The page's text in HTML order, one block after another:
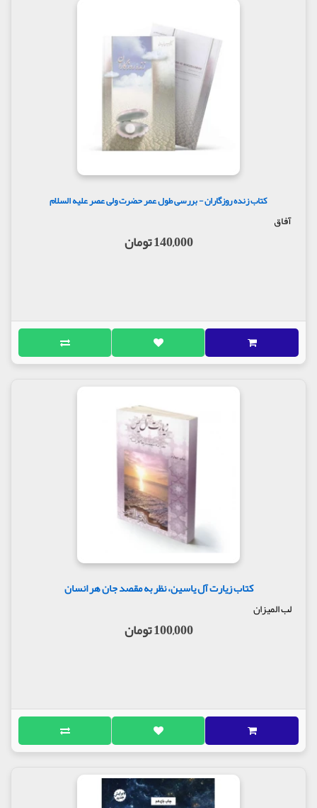
کتاب زنده روزگاران - بررسی طول عمر حضرت ولی عصر علیه السلام
آفاق
140,000 تومان
کتاب زیارت آل یاسین، نظر به مقصد جان هر انسان
لب المیزان
100,000 تومان